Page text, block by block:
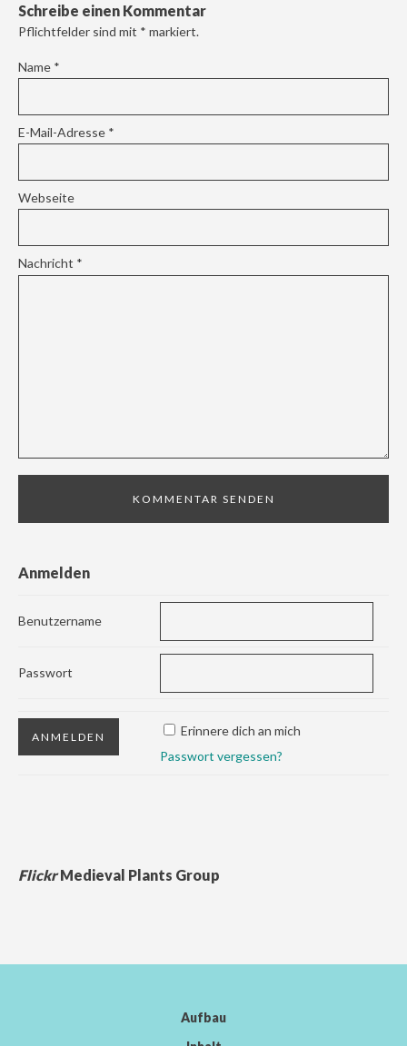
Schreibe einen Kommentar
Pflichtfelder sind mit * markiert.
Name *
E-Mail-Adresse *
Webseite
Nachricht *
Anmelden
Benutzername
Passwort
Erinnere dich an mich
Passwort vergessen?
FlickrMedieval Plants Group
Aufbau